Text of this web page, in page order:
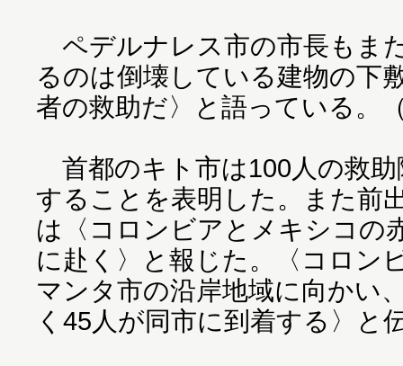
ペデルナレス市の市長もま
るのは倒壊している建物の下
者の救助だ〉と語っている。
首都のキト市は100人の救助
することを表明した。また前
は〈コロンビアとメキシコの
に赴く〉と報じた。〈コロン
マンタ市の沿岸地域に向かい
く45人が同市に到着する〉と